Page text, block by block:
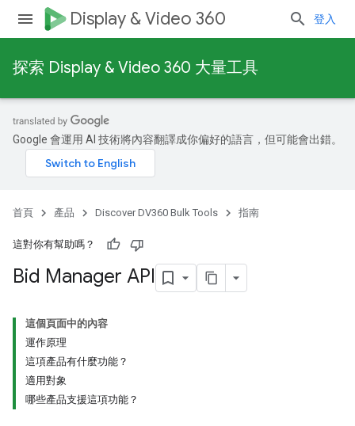
Display & Video 360 登入
探索 Display & Video 360 大量工具
Google 會運用 AI 技術將內容翻譯成你偏好的語言，但可能會出錯。
首頁 產品 Discover DV360 Bulk Tools 指南
這對你有幫助嗎？
Bid Manager API
這個頁面中的內容
運作原理
這項產品有什麼功能？
適用對象
哪些產品支援這項功能？